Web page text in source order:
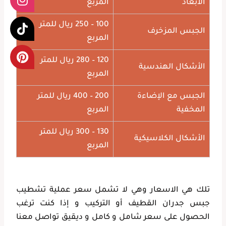
الأبعاد
المربع
الجبس المزخرف
100 – 250 ريال للمتر
المربع
الأشكال الهندسية
120 – 280 ريال للمتر
المربع
الجبس مع الإضاءة
المخفية
200 – 400 ريال للمتر
المربع
الأشكال الكلاسيكية
130 – 300 ريال للمتر
المربع
تلك هي الاسعار وهي لا تشمل سعر عملية تشطيب
جبس جدران القطيف أو التركيب و إذا كنت ترغب
الحصول على سعر شامل و كامل و ديقيق تواصل معنا